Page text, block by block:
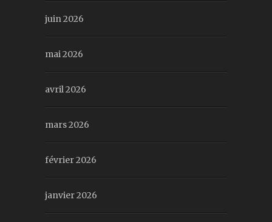
juin 2026
mai 2026
avril 2026
mars 2026
février 2026
janvier 2026